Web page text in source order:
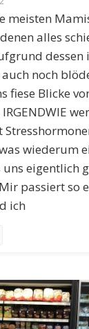
meisten
alles
noch
fiese Blicke
wiederum
uns eigentlich
passiert so
ich